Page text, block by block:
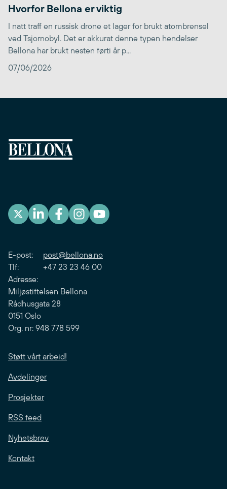
Hvorfor Bellona er viktig
I natt traff en russisk drone et lager for brukt atombrensel
ved Tsjornobyl. Det er akkurat denne typen hendelser
Bellona har brukt nesten førti år p...
07/06/2026
E-post: post@bellona.no
Tlf: +47 23 23 46 00
Adresse:
Miljøstiftelsen Bellona
Rådhusgata 28
0151 Oslo
Org. nr: 948 778 599
Støtt vårt arbeid!
Avdelinger
Prosjekter
RSS feed
Nyhetsbrev
Kontakt